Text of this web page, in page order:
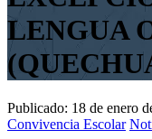
LENGUA
Publicado: 18 de enero
Convivencia Escolar